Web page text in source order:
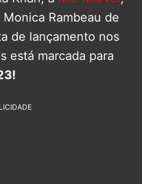
Monica Rambeau de
de lançamento nos
está marcada para